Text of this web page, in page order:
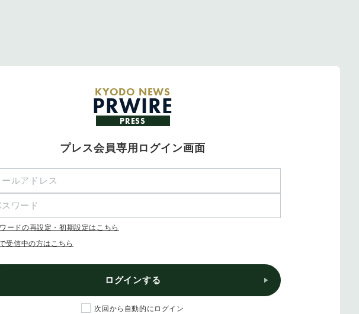
KYODO NEWS
PRWIRE
PRESS
プレス会員専用ログイン画面
ードの再設定・初期設定はこちら
受信中の方はこちら
ログインする
次回から自動的にログイン